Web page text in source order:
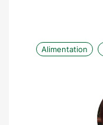
Alimentation